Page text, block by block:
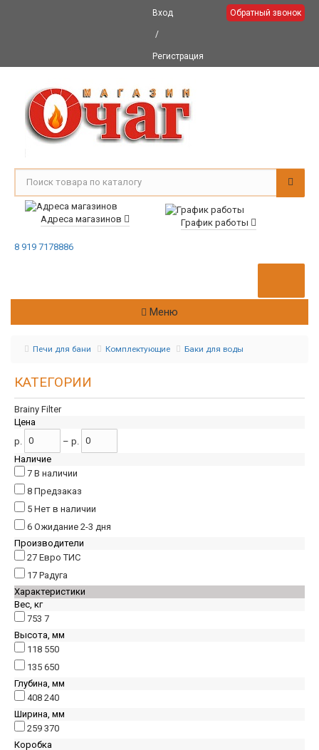
Вход
/
Регистрация
Обратный звонок
Адреса магазинов График работы
8 919 7178886
Меню
Печи для бани Комплектующие Баки для воды
КАТЕГОРИИ
Brainy Filter
Цена
р.
– р.
Наличие
7 В наличии
8 Предзаказ
5 Нет в наличии
6 Ожидание 2-3 дня
Производители
27 Евро ТИС
17 Радуга
Характеристики
Вес, кг
753 7
Высота, мм
118 550
135 650
Глубина, мм
408 240
Ширина, мм
259 370
Коробка